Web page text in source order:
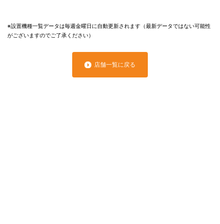
※設置機種一覧データは毎週金曜日に自動更新されます（最新データではない可能性
がございますのでご了承ください）
店舗一覧に戻る